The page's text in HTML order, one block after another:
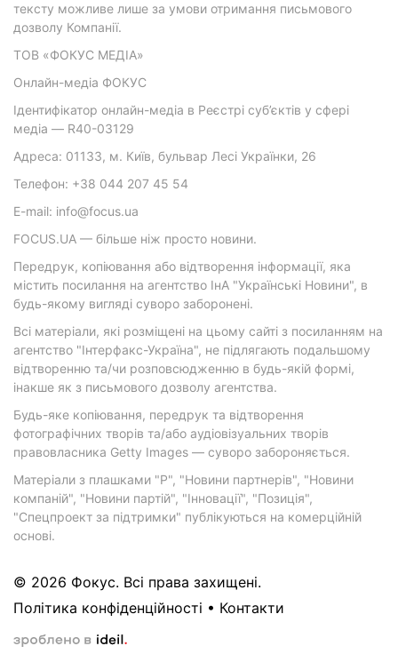
тексту можливе лише за умови отримання письмового
дозволу Компанії.
ТОВ «ФОКУС МЕДІА»
Онлайн-медіа ФОКУС
Ідентифікатор онлайн-медіа в Реєстрі суб’єктів у сфері
медіа — R40-03129
Адреса: 01133, м. Київ, бульвар Лесі Українки, 26
Телефон: +38 044 207 45 54
E-mail: info@focus.ua
FOCUS.UA — більше ніж просто новини.
Передрук, копіювання або відтворення інформації, яка
містить посилання на агентство ІнА "Українські Новини", в
будь-якому вигляді суворо заборонені.
Всі матеріали, які розміщені на цьому сайті з посиланням на
агентство "Інтерфакс-Україна", не підлягають подальшому
відтворенню та/чи розповсюдженню в будь-якій формі,
інакше як з письмового дозволу агентства.
Будь-яке копіювання, передрук та відтворення
фотографічних творів та/або аудіовізуальних творів
правовласника Getty Images — суворо забороняється.
Матеріали з плашками "Р", "Новини партнерів", "Новини
компаній", "Новини партій", "Інновації", "Позиція",
"Спецпроект за підтримки" публікуються на комерційній
основі.
© 2026 Фокус. Всі права захищені.
Політика конфіденційності • Контакти